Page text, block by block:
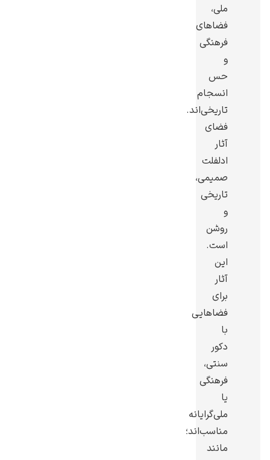
ملی،
فضاهای
فرهنگی
و
حس
انسجام
تاریخی‌اند.
فضای
آثار
ادلفلت
صمیمی،
تاریخی
و
روشن
است.
این
آثار
برای
فضاهایی
با
دکور
سنتی،
فرهنگی
یا
ملی‌گرایانه
مناسب‌اند؛
مانند